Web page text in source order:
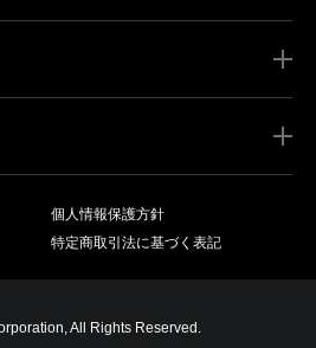
個人情報保護方針
特定商取引法に基づく表記
All Rights Reserved.